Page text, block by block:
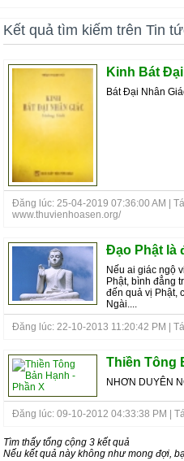
Kết quả tìm kiếm trên Tin
Kinh Bát
Bát Đại Nhân
Đăng lúc: 25-04-2019 07:36:00 AM |
www.thuvienhoasen.org/
Đạo Phật là
Nếu ai giác ngộ
Phật, bình đẳng
đến quả vị Phật,
Ngài....
Đăng lúc: 22-10-2013 11:20:42 PM |
Thiền Tông
NHƠN DUYÊN
Đăng lúc: 09-10-2012 04:33:38 PM |
Tìm thấy tổng cộng 3 kết quả
Nếu kết quả này không như mong đợi,